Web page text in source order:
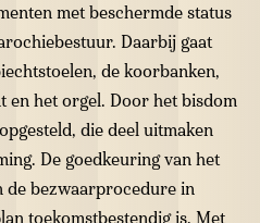
met beschermde status
Daarbij gaat
de koorbanken,
en het orgel. Door het bisdom
die deel uitmaken
De goedkeuring van het
de bezwaarprocedure in
toekomstbestendig is. Met